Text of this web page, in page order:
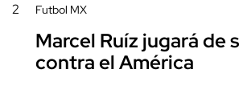
2 Futbol MX
Marcel Ruíz jugará de
contra el América